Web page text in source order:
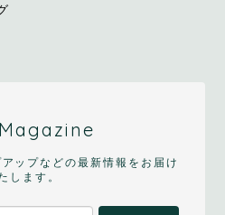
ップなどの最新情報をお届け
します。